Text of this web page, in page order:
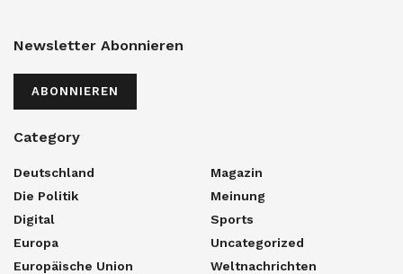
Newsletter Abonnieren
ABONNIEREN
Category
Deutschland
Die Politik
Digital
Europa
Europäische Union
Magazin
Meinung
Sports
Uncategorized
Weltnachrichten